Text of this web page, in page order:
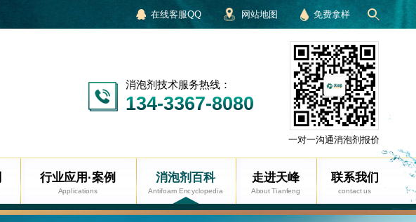
在线客服QQ 网站地图 免费拿样
消泡剂技术服务热线：
134-3367-8080
一对一沟通消泡剂报价
行业应用·案例
Applications
消泡剂百科
Antifoam Encyclopedia
走进天峰
About Tianfeng
联系我们
contact us